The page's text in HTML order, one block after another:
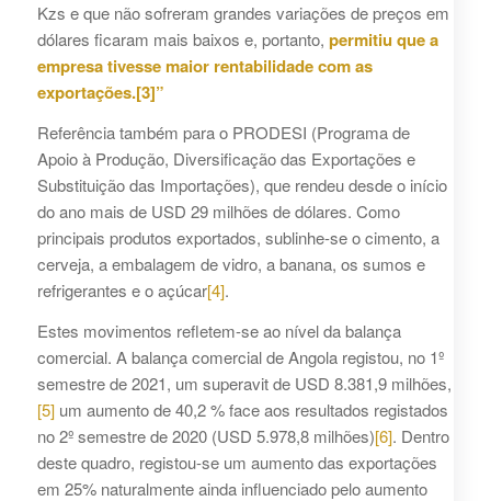
Kzs e que não sofreram grandes variações de preços em
dólares ficaram mais baixos e, portanto, permitiu que a
empresa tivesse maior rentabilidade com as
exportações.[3]”
Referência também para o PRODESI (Programa de
Apoio à Produção, Diversificação das Exportações e
Substituição das Importações), que rendeu desde o início
do ano mais de USD 29 milhões de dólares. Como
principais produtos exportados, sublinhe-se o cimento, a
cerveja, a embalagem de vidro, a banana, os sumos e
refrigerantes e o açúcar[4].
Estes movimentos refletem-se ao nível da balança
comercial. A balança comercial de Angola registou, no 1º
semestre de 2021, um superavit de USD 8.381,9 milhões,
[5]um aumento de 40,2 % face aos resultados registados
no 2º semestre de 2020 (USD 5.978,8 milhões)[6]. Dentro
deste quadro, registou-se um aumento das exportações
em 25% naturalmente ainda influenciado pelo aumento